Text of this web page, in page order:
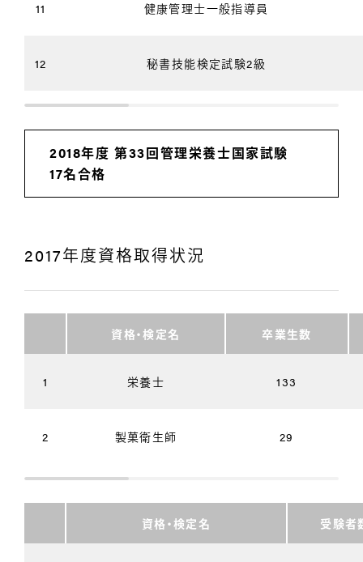
11 健康管理士一般指導員
12 秘書技能検定試験2級
2018年度 第33回管理栄養士国家試験
17名合格
2017年度資格取得状況
資格・検定名 卒業生数
1 栄養士 133
2 製菓衛生師 29
資格・検定名 受験者